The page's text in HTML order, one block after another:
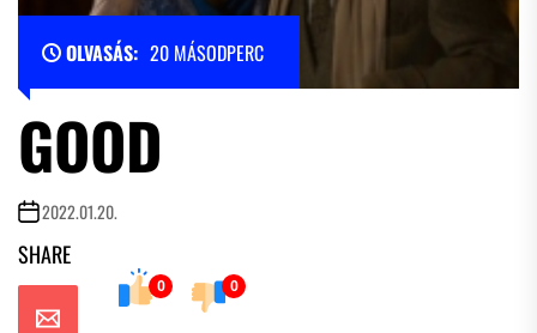
OLVASÁS: 20 MÁSODPERC
GOOD
2022.01.20.
SHARE
0 0